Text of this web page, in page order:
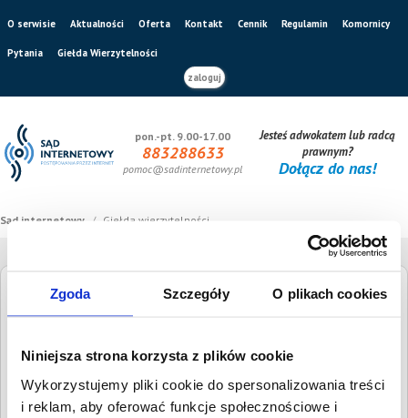
Zgoda Szczegóły O plikach cookies
Niniejsza strona korzysta z plików cookie
Wykorzystujemy pliki cookie do spersonalizowania treści
i reklam, aby oferować funkcje społecznościowe i
O serwisie Aktualności Oferta Kontakt Cennik Regulamin Komornicy
Pytania
Giełda Wierzytelności
zaloguj
pon.-pt. 9.00-17.00
883288633
pomoc@sadinternetowy.pl
Jesteś adwokatem lub radcą
prawnym?
Dołącz do nas!
Sąd internetowy / Giełda wierzytelności
Giełda Wierzytelności
Szukaj dłużnika
Wpisz NIP, REGON, KRS, miejscowość, nazwę
Wysokość długu